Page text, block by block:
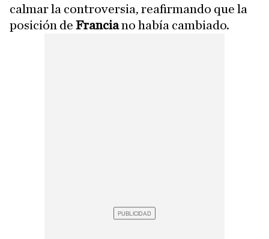
calmar la controversia, reafirmando que la
posición de Franciano había cambiado.